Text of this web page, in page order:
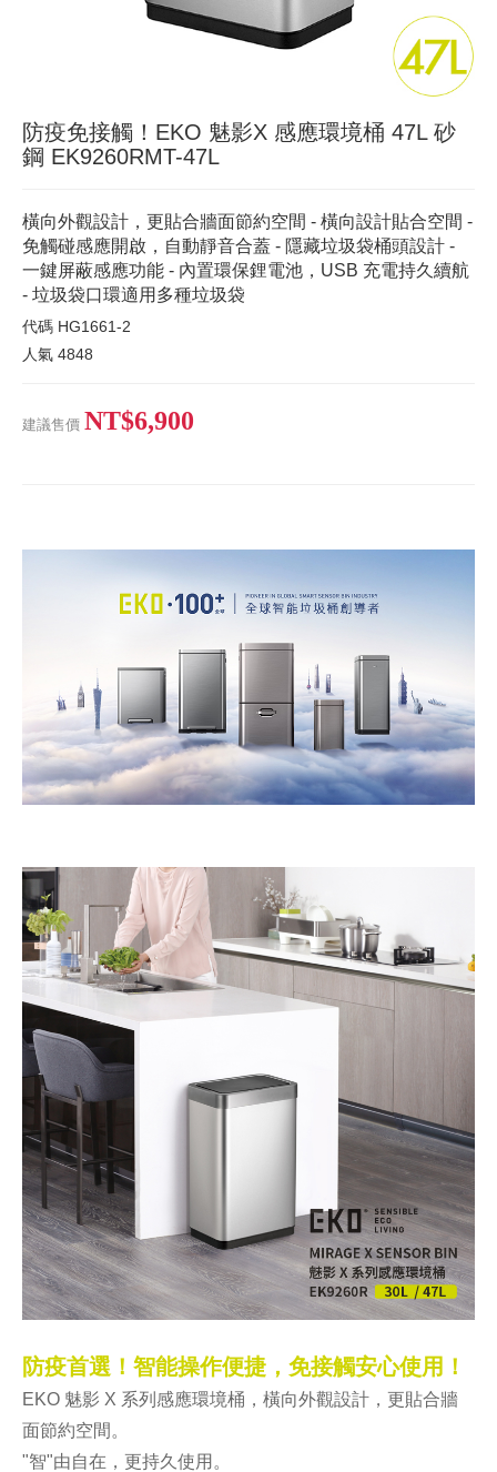
防疫免接觸！EKO 魅影X 感應環境桶 47L 砂
鋼 EK9260RMT-47L
橫向外觀設計，更貼合牆面節約空間 - 橫向設計貼合空間 -
免觸碰感應開啟，自動靜音合蓋 - 隱藏垃圾袋桶頭設計 -
一鍵屏蔽感應功能 - 內置環保鋰電池，USB 充電持久續航
- 垃圾袋口環適用多種垃圾袋
代碼 HG1661-2
人氣 4848
建議售價 NT$6,900
防疫首選！智能操作便捷，免接觸安心使用！
EKO 魅影 X 系列感應環境桶，橫向外觀設計，更貼合牆
面節約空間。
"智"由自在，更持久使用。